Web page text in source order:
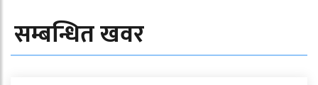
सम्बन्धित खवर